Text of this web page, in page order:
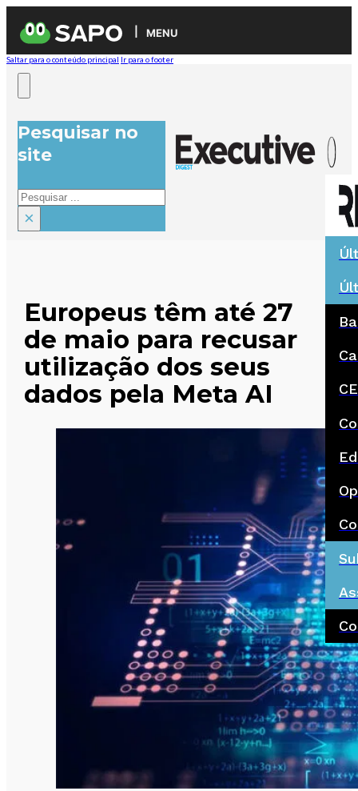
MENU
Saltar para o conteúdo principal Ir para o footer
Pesquisar no
site
Pesquisar
×
Europeus têm até 27
de maio para recusar
utilização dos seus
dados pela Meta AI